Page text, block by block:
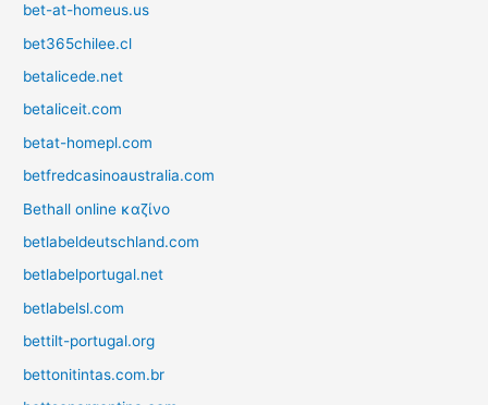
bet-at-homeus.us
bet365chilee.cl
betalicede.net
betaliceit.com
betat-homepl.com
betfredcasinoaustralia.com
Bethall online καζίνο
betlabeldeutschland.com
betlabelportugal.net
betlabelsl.com
bettilt-portugal.org
bettonitintas.com.br